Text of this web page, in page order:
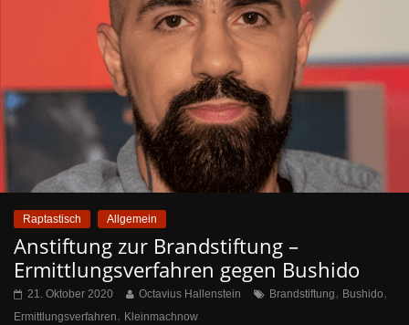
Raptastisch Allgemein
Anstiftung zur Brandstiftung –
Ermittlungsverfahren gegen Bushido
21. Oktober 2020 Octavius Hallenstein Brandstiftung, Bushido,
Ermittlungsverfahren, Kleinmachnow